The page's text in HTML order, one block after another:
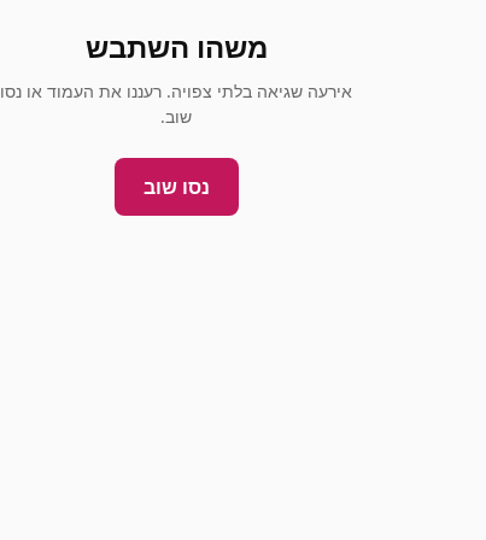
משהו השתבש
אירעה שגיאה בלתי צפויה. רעננו את העמוד או נסו
שוב.
נסו שוב